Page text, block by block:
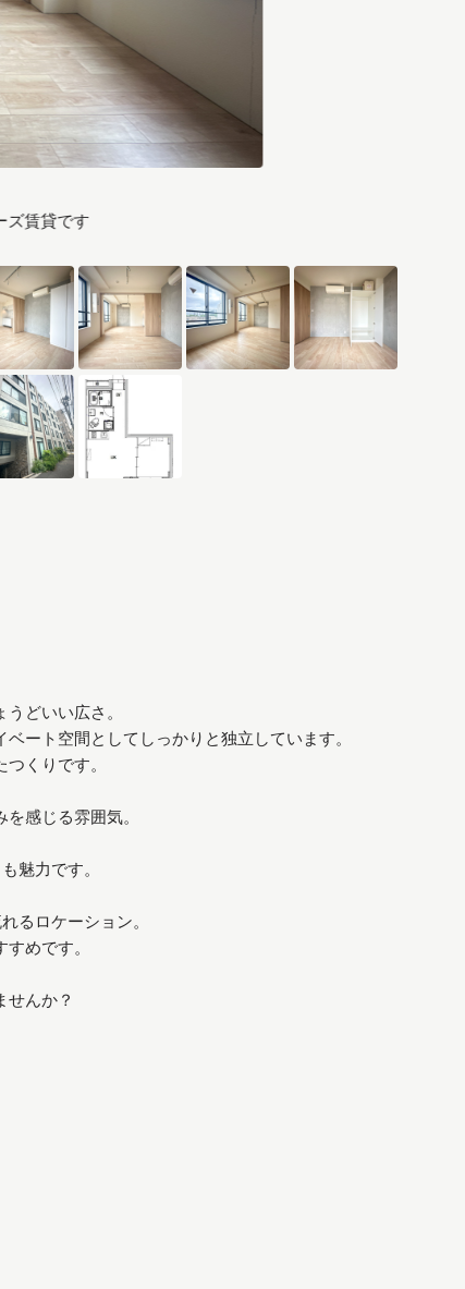
ズ賃貸です
どいい広さ。
ート空間としてしっかりと独立しています。
くりです。
感じる雰囲気。
魅力です。
るロケーション。
めです。
んか？